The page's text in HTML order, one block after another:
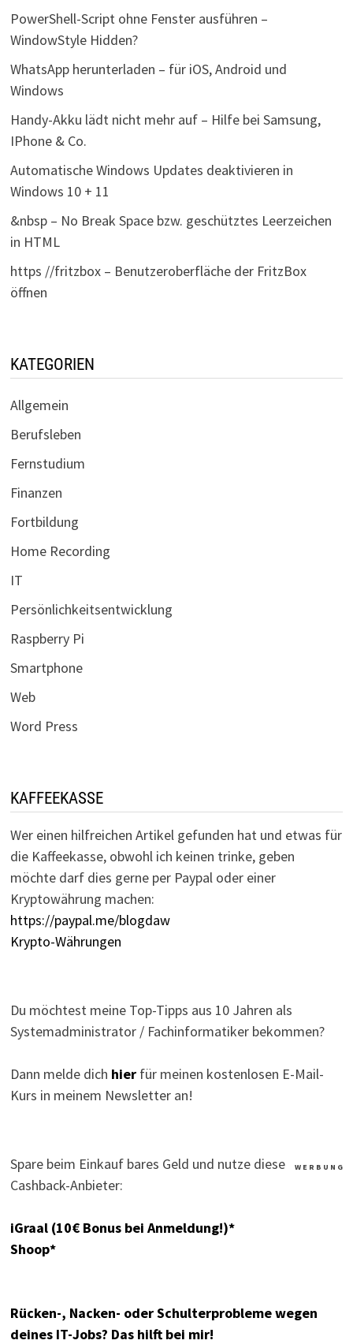
PowerShell-Script ohne Fenster ausführen –
WindowStyle Hidden?
WhatsApp herunterladen – für iOS, Android und
Windows
Handy-Akku lädt nicht mehr auf – Hilfe bei Samsung,
IPhone & Co.
Automatische Windows Updates deaktivieren in
Windows 10 + 11
&nbsp – No Break Space bzw. geschütztes Leerzeichen
in HTML
https //fritzbox – Benutzeroberfläche der FritzBox
öffnen
KATEGORIEN
Allgemein
Berufsleben
Fernstudium
Finanzen
Fortbildung
Home Recording
IT
Persönlichkeitsentwicklung
Raspberry Pi
Smartphone
Web
Word Press
KAFFEEKASSE
Wer einen hilfreichen Artikel gefunden hat und etwas für
die Kaffeekasse, obwohl ich keinen trinke, geben
möchte darf dies gerne per Paypal oder einer
Kryptowährung machen:
https://paypal.me/blogdaw
Krypto-Währungen
Du möchtest meine Top-Tipps aus 10 Jahren als
Systemadministrator / Fachinformatiker bekommen?
Dann melde dich hierfür meinen kostenlosen E-Mail-
Kurs in meinem Newsletter an!
W E R B U N G
Spare beim Einkauf bares Geld und nutze diese
Cashback-Anbieter:
iGraal (10€ Bonus bei Anmeldung!)*
Shoop*
Rücken-, Nacken- oder Schulterprobleme wegen
deines IT-Jobs? Das hilft bei mir!